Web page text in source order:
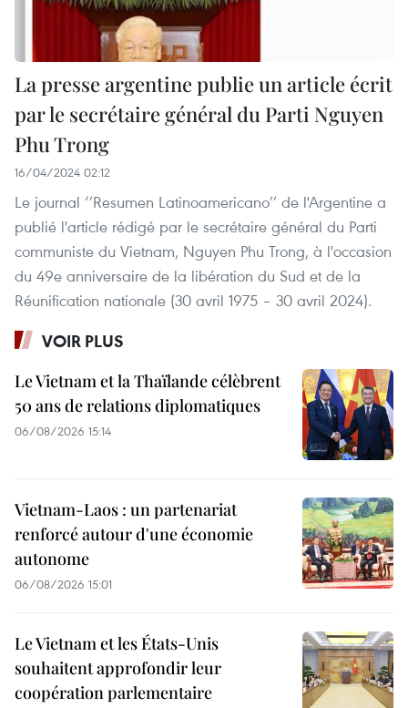
La presse argentine publie un article écrit
par le secrétaire général du Parti Nguyen
Phu Trong
16/04/2024 02:12
Le journal ‘’Resumen Latinoamericano’’ de l'Argentine a
publié l'article rédigé par le secrétaire général du Parti
communiste du Vietnam, Nguyen Phu Trong, à l'occasion
du 49e anniversaire de la libération du Sud et de la
Réunification nationale (30 avril 1975 – 30 avril 2024).
VOIR PLUS
Le Vietnam et la Thaïlande célèbrent
50 ans de relations diplomatiques
06/08/2026 15:14
Vietnam-Laos : un partenariat
renforcé autour d'une économie
autonome
06/08/2026 15:01
Le Vietnam et les États-Unis
souhaitent approfondir leur
coopération parlementaire